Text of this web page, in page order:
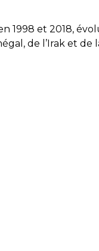
1998 et 2018,
de l’Irak et de